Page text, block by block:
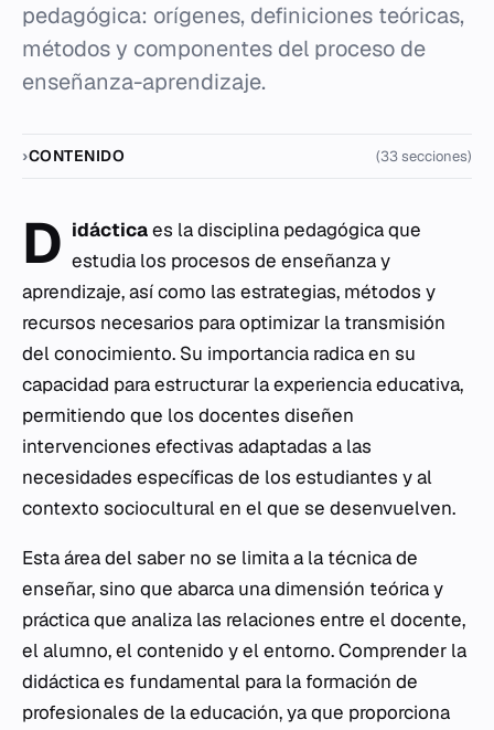
pedagógica: orígenes, definiciones teóricas,
métodos y componentes del proceso de
enseñanza-aprendizaje.
CONTENIDO (33 secciones)
D idácticaes la disciplina pedagógica que
estudia los procesos de enseñanza y
aprendizaje, así como las estrategias, métodos y
recursos necesarios para optimizar la transmisión
del conocimiento. Su importancia radica en su
capacidad para estructurar la experiencia educativa,
permitiendo que los docentes diseñen
intervenciones efectivas adaptadas a las
necesidades específicas de los estudiantes y al
contexto sociocultural en el que se desenvuelven.
Esta área del saber no se limita a la técnica de
enseñar, sino que abarca una dimensión teórica y
práctica que analiza las relaciones entre el docente,
el alumno, el contenido y el entorno. Comprender la
didáctica es fundamental para la formación de
profesionales de la educación, ya que proporciona